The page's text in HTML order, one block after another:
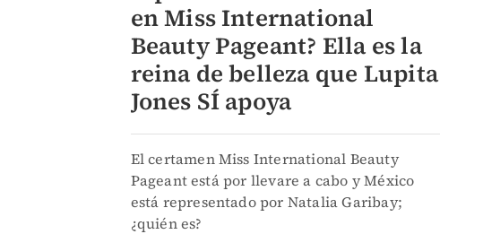
en Miss International
Beauty Pageant? Ella es la
reina de belleza que Lupita
Jones SÍ apoya
El certamen Miss International Beauty
Pageant está por llevare a cabo y México
está representado por Natalia Garibay;
¿quién es?